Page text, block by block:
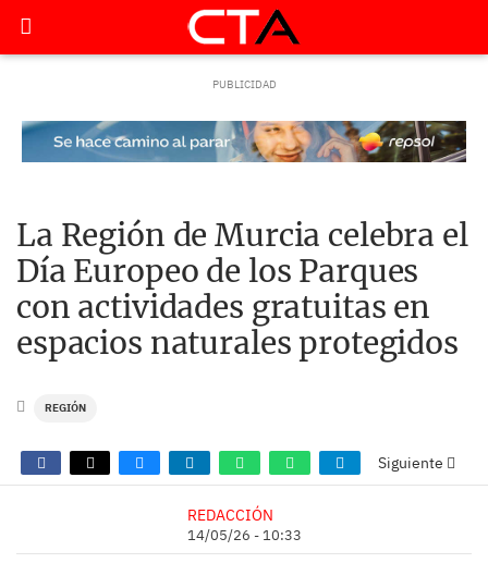
La Región de Murcia celebra el
Día Europeo de los Parques
con actividades gratuitas en
espacios naturales protegidos
REGIÓN
Siguiente
REDACCIÓN
14/05/26 - 10:33